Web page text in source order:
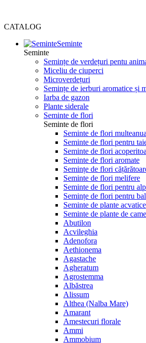
CATALOG
Seminte
Seminte
Semințe de verdețuri pentu
Miceliu de ciuperci
Microverdețuri
Semințe de ierburi aromatice și
Iarba de gazon
Plante siderale
Seminte de flori
Seminte de flori
Seminte de flori
Seminte de flori pentru
Seminte de flori
Seminte de flori aromate
Semințe de flori
Seminte de flori melifere
Seminte de flori pentru
Semințe de flori pentru
Seminte de plante acvatice
Seminte de plante de
Abutilon
Acvileghia
Adenofora
Aethionema
Agastache
Agheratum
Agrostemma
Albăstrea
Alissum
Althea (Nalba Mare)
Amarant
Amestecuri florale
Ammi
Ammobium